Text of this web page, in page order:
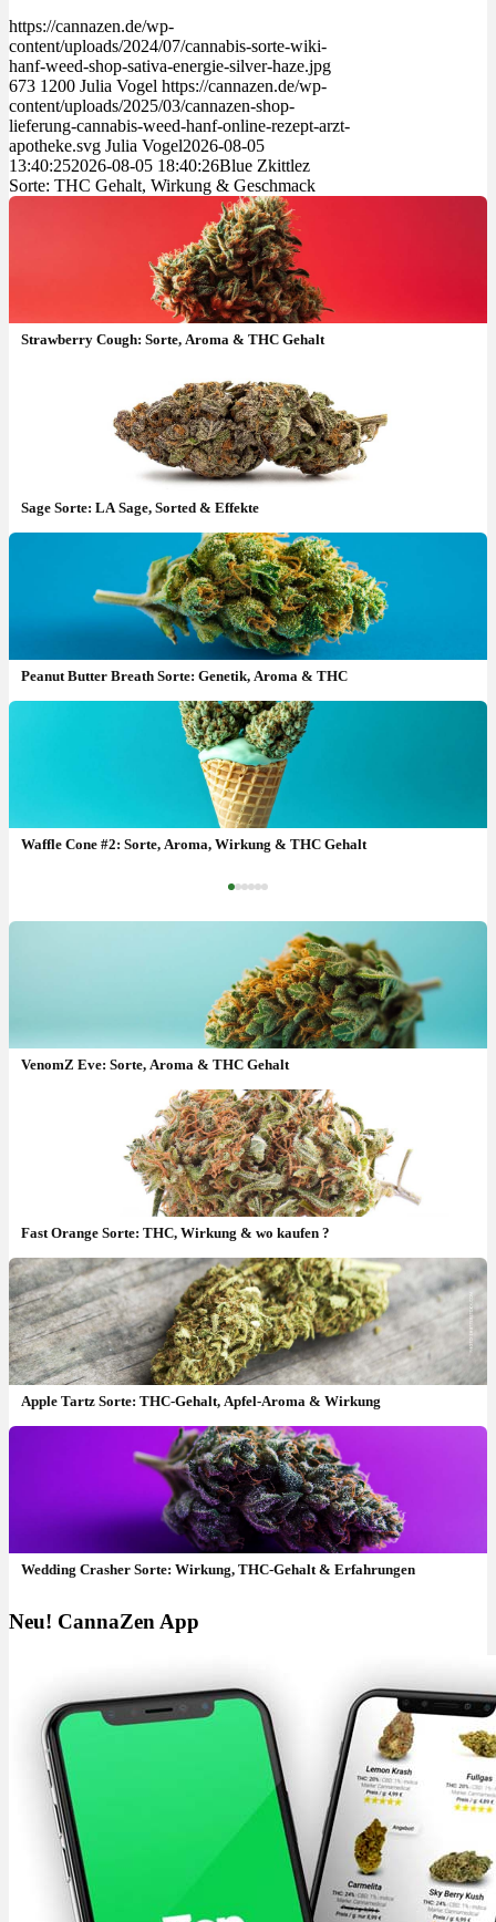
https://cannazen.de/wp-
content/uploads/2024/07/cannabis-sorte-wiki-
hanf-weed-shop-sativa-energie-silver-haze.jpg
673 1200 Julia Vogel https://cannazen.de/wp-
content/uploads/2025/03/cannazen-shop-
lieferung-cannabis-weed-hanf-online-rezept-arzt-
apotheke.svg Julia Vogel2026-08-05
13:40:252026-08-05 18:40:26Blue Zkittlez
Sorte: THC Gehalt, Wirkung & Geschmack
Strawberry Cough: Sorte, Aroma & THC Gehalt
Sage Sorte: LA Sage, Sorted & Effekte
Peanut Butter Breath Sorte: Genetik, Aroma & THC
Waffle Cone #2: Sorte, Aroma, Wirkung & THC Gehalt
Cannabis Konzentrate: Wax, Hash & wie stark sind sie wirklich?
VenomZ Eve: Sorte, Aroma & THC Gehalt
Fast Orange Sorte: THC, Wirkung & wo kaufen ?
Apple Tartz Sorte: THC-Gehalt, Apfel-Aroma & Wirkung
Wedding Crasher Sorte: Wirkung, THC-Gehalt & Erfahrungen
Neu! CannaZen App